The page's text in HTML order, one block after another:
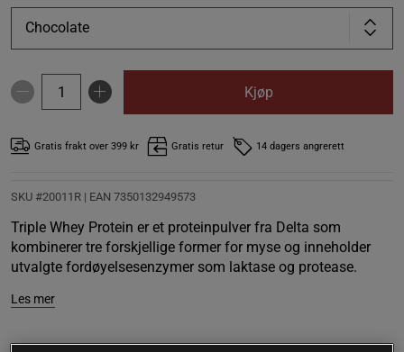
Chocolate
Kjøp
Gratis frakt over 399 kr Gratis retur 14 dagers angrerett
SKU #20011R | EAN 7350132949573
Triple Whey Protein er et proteinpulver fra Delta som
kombinerer tre forskjellige former for myse og inneholder
utvalgte fordøyelsesenzymer som laktase og protease.
Les mer